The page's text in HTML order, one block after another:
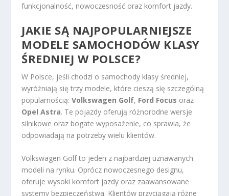
funkcjonalność, nowoczesność oraz komfort jazdy.
JAKIE SĄ NAJPOPULARNIEJSZE
MODELE SAMOCHODÓW KLASY
ŚREDNIEJ W POLSCE?
W Polsce, jeśli chodzi o samochody klasy średniej,
wyróżniają się trzy modele, które cieszą się szczególną
popularnością:Volkswagen Golf, Ford Focus oraz
Opel Astra. Te pojazdy oferują różnorodne wersje
silnikowe oraz bogate wyposażenie, co sprawia, że
odpowiadają na potrzeby wielu klientów.
Volkswagen Golf to jeden z najbardziej uznawanych
modeli na rynku. Oprócz nowoczesnego designu,
oferuje wysoki komfort jazdy oraz zaawansowane
systemy bezpieczeństwa. Klientów przyciągają różne